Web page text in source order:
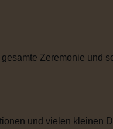
Zeremonie und
und vielen kleinen